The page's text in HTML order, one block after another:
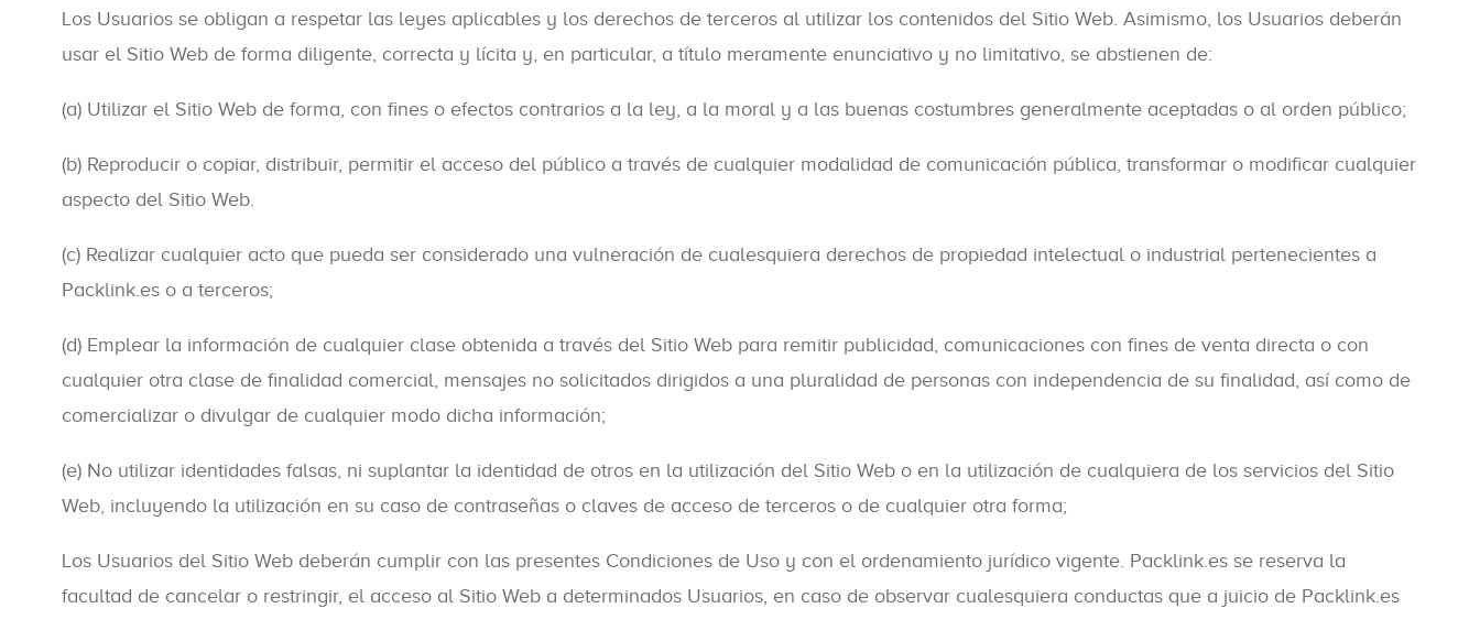
Los Usuarios se obligan a respetar las leyes aplicables y los derechos de terceros al utilizar los contenidos del Sitio Web. Asimismo, los Usuarios deberán
usar el Sitio Web de forma diligente, correcta y lícita y, en particular, a título meramente enunciativo y no limitativo, se abstienen de:
(a) Utilizar el Sitio Web de forma, con fines o efectos contrarios a la ley, a la moral y a las buenas costumbres generalmente aceptadas o al orden público;
(b) Reproducir o copiar, distribuir, permitir el acceso del público a través de cualquier modalidad de comunicación pública, transformar o modificar cualquier
aspecto del Sitio Web.
(c) Realizar cualquier acto que pueda ser considerado una vulneración de cualesquiera derechos de propiedad intelectual o industrial pertenecientes a
Packlink.es o a terceros;
(d) Emplear la información de cualquier clase obtenida a través del Sitio Web para remitir publicidad, comunicaciones con fines de venta directa o con
cualquier otra clase de finalidad comercial, mensajes no solicitados dirigidos a una pluralidad de personas con independencia de su finalidad, así como de
comercializar o divulgar de cualquier modo dicha información;
(e) No utilizar identidades falsas, ni suplantar la identidad de otros en la utilización del Sitio Web o en la utilización de cualquiera de los servicios del Sitio
Web, incluyendo la utilización en su caso de contraseñas o claves de acceso de terceros o de cualquier otra forma;
Los Usuarios del Sitio Web deberán cumplir con las presentes Condiciones de Uso y con el ordenamiento jurídico vigente. Packlink.es se reserva la
facultad de cancelar o restringir, el acceso al Sitio Web a determinados Usuarios, en caso de observar cualesquiera conductas que a juicio de Packlink.es